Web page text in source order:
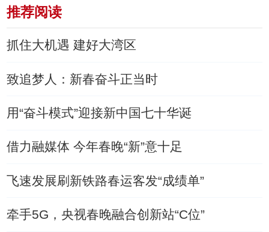
推荐阅读
抓住大机遇 建好大湾区
致追梦人：新春奋斗正当时
用“奋斗模式”迎接新中国七十华诞
借力融媒体 今年春晚“新”意十足
飞速发展刷新铁路春运客发“成绩单”
牵手5G，央视春晚融合创新站“C位”